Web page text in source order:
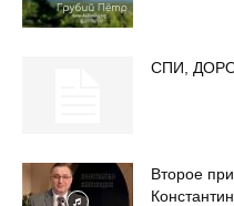
СПИ,
Второе